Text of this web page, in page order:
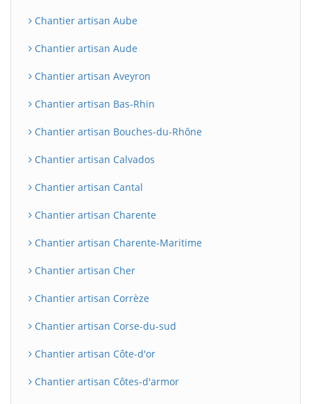
Chantier artisan Aube
Chantier artisan Aude
Chantier artisan Aveyron
Chantier artisan Bas-Rhin
Chantier artisan Bouches-du-Rhône
Chantier artisan Calvados
Chantier artisan Cantal
Chantier artisan Charente
Chantier artisan Charente-Maritime
Chantier artisan Cher
Chantier artisan Corrèze
Chantier artisan Corse-du-sud
Chantier artisan Côte-d'or
Chantier artisan Côtes-d'armor